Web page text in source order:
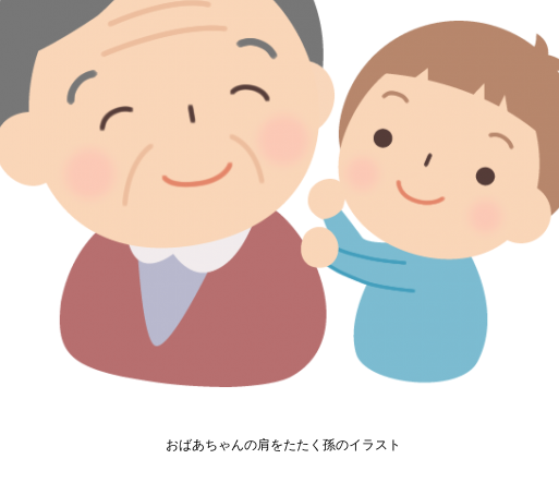
おばあちゃんの肩をたたく孫のイラスト